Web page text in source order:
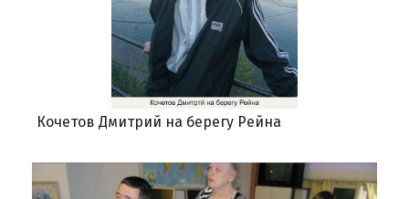
Кочетов Дмитрий на берегу Рейна